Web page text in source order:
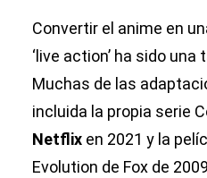
Convertir el anime en
‘live action’ ha sido
Muchas de las
incluida la propia serie
Netflix en 2021 y la
Evolution de Fox de